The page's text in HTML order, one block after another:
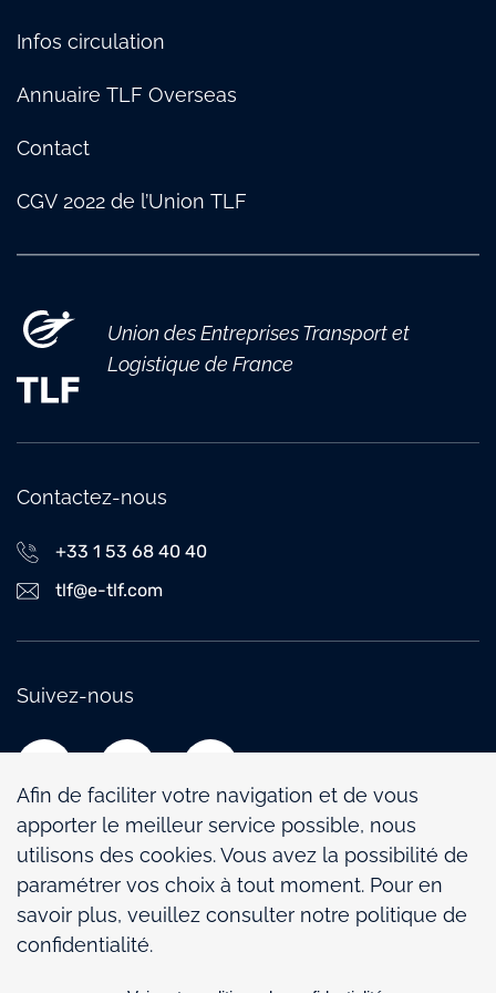
Union des Entreprises Transport et
Logistique de France
Contactez-nous
+33 1 53 68 40 40
tlf@e-tlf.com
Suivez-nous
Infos circulation
Annuaire TLF Overseas
Contact
CGV 2022 de l’Union TLF
Politique de confidentialité
Mentions légales
Afin de faciliter votre navigation et de vous
apporter le meilleur service possible, nous
utilisons des cookies. Vous avez la possibilité de
paramétrer vos choix à tout moment. Pour en
savoir plus, veuillez consulter notre politique de
confidentialité.